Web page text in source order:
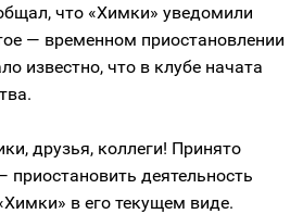
что «Химки» уведомили
— временном приостановлении
известно, что в клубе начата
друзья, коллеги! Принято
приостановить деятельность
в его текущем виде.